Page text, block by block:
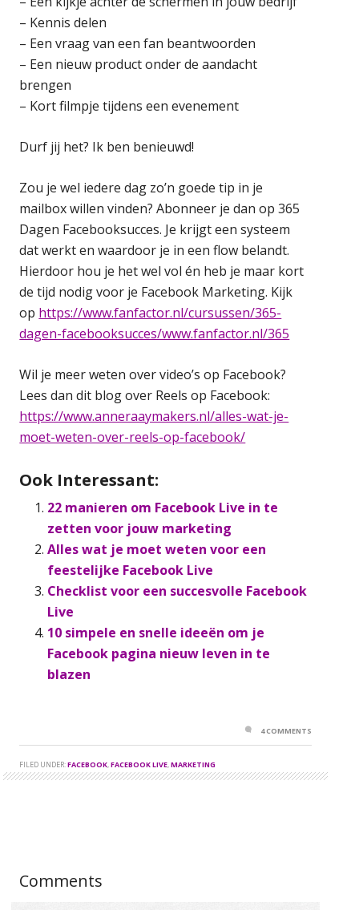
– Kennis delen
– Een vraag van een fan beantwoorden
– Een nieuw product onder de aandacht
brengen
– Kort filmpje tijdens een evenement
Durf jij het? Ik ben benieuwd!
Zou je wel iedere dag zo’n goede tip in je
mailbox willen vinden? Abonneer je dan op 365
Dagen Facebooksucces. Je krijgt een systeem
dat werkt en waardoor je in een flow belandt.
Hierdoor hou je het wel vol én heb je maar kort
de tijd nodig voor je Facebook Marketing. Kijk
op https://www.fanfactor.nl/cursussen/365-
dagen-facebooksucces/www.fanfactor.nl/365
Wil je meer weten over video’s op Facebook?
Lees dan dit blog over Reels op Facebook:
https://www.anneraaymakers.nl/alles-wat-je-
moet-weten-over-reels-op-facebook/
Ook Interessant:
22 manieren om Facebook Live in te
zetten voor jouw marketing
Alles wat je moet weten voor een
feestelijke Facebook Live
Checklist voor een succesvolle Facebook
Live
10 simpele en snelle ideeën om je
Facebook pagina nieuw leven in te
blazen
FILED UNDER:FACEBOOK,FACEBOOK LIVE,MARKETING
4 COMMENTS
Comments